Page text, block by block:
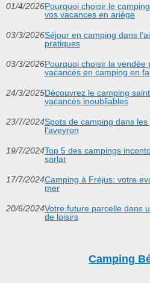
01/4/2026Pourquoi choisir le
vos vacances en ariège
03/3/2026Séjour en camping dans
pratiques
03/3/2026Pourquoi choisir la vendée
vacances en camping en
24/3/2025Découvrez le camping
vacances inoubliables
23/7/2024Spots de camping dans
l'aveyron
19/7/2024Top 5 des campings
sarlat
17/7/2024Camping à Fréjus: votre
mer
20/6/2024Votre future parcelle dans
de loisirs
Camping